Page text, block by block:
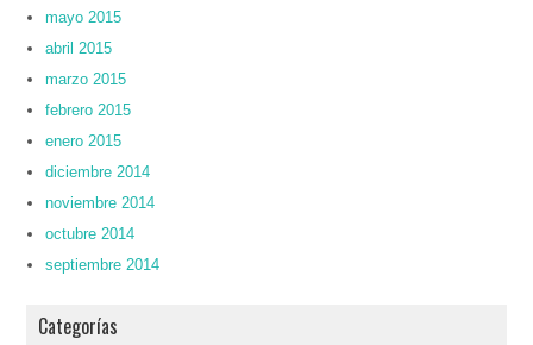
mayo 2015
abril 2015
marzo 2015
febrero 2015
enero 2015
diciembre 2014
noviembre 2014
octubre 2014
septiembre 2014
Categorías